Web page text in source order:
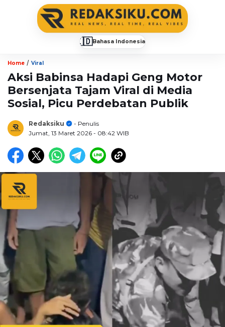
🇮🇩Bahasa Indonesia
Home / Viral
Aksi Babinsa Hadapi Geng Motor
Bersenjata Tajam Viral di Media
Sosial, Picu Perdebatan Publik
Redaksiku
- Penulis
Jumat, 13 Maret 2026 - 08:42 WIB